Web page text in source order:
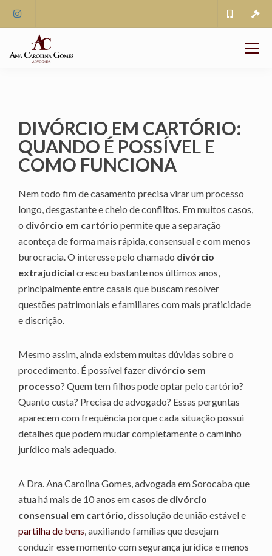
DIVÓRCIO EM CARTÓRIO:
QUANDO É POSSÍVEL E
COMO FUNCIONA
Nem todo fim de casamento precisa virar um processo
longo, desgastante e cheio de conflitos. Em muitos casos,
o divórcio em cartório permite que a separação
aconteça de forma mais rápida, consensual e com menos
burocracia. O interesse pelo chamado divórcio
extrajudicial cresceu bastante nos últimos anos,
principalmente entre casais que buscam resolver
questões patrimoniais e familiares com mais praticidade
e discrição.
Mesmo assim, ainda existem muitas dúvidas sobre o
procedimento. É possível fazer divórcio sem
processo? Quem tem filhos pode optar pelo cartório?
Quanto custa? Precisa de advogado? Essas perguntas
aparecem com frequência porque cada situação possui
detalhes que podem mudar completamente o caminho
jurídico mais adequado.
A Dra. Ana Carolina Gomes, advogada em Sorocaba que
atua há mais de 10 anos em casos de divórcio
consensual em cartório, dissolução de união estável e
partilha de bens, auxiliando famílias que desejam
conduzir esse momento com segurança jurídica e menos